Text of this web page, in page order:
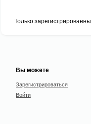
Только
Вы можете
Зарегистрироваться
Войти